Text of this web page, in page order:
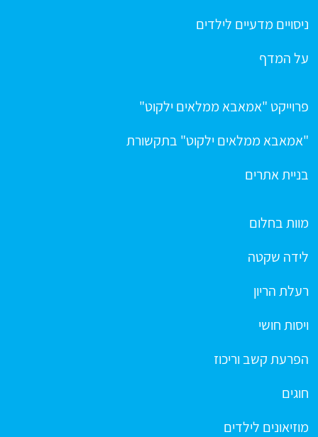
ניסויים מדעיים לילדים
על המדף
פרוייקט "אמאבא ממלאים ילקוט"
"אמאבא ממלאים ילקוט" בתקשורת
בניית אתרים
מוות בחלום
לידה שקטה
רעלת הריון
ויסות חושי
הפרעת קשב וריכוז
חוגים
מוזיאונים לילדים